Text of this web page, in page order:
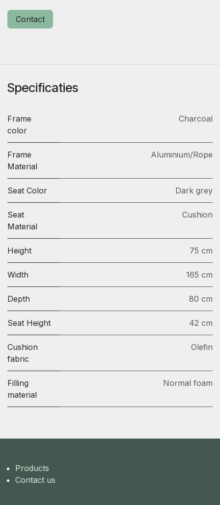
Contact
Specificaties
Frame
color
Charcoal
Frame
Material
Aluminium/Rope
Seat Color Dark grey
Seat
Material
Cushion
Height 75 cm
Width 165 cm
Depth 80 cm
Seat Height 42 cm
Cushion
fabric
Olefin
Filling
material
Normal foam
Products
Contact us